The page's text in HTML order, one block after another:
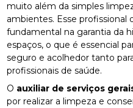
muito além da simples
ambientes. Esse profissional
fundamental na garantia da
espaços, o que é essencial
seguro e acolhedor tanto
profissionais de saúde.
O auxiliar de serviços
por realizar a limpeza e